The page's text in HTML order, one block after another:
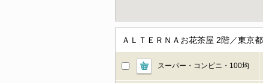
ＡＬＴＥＲＮＡお花茶屋 2階／東京
スーパー・コンビニ・100均